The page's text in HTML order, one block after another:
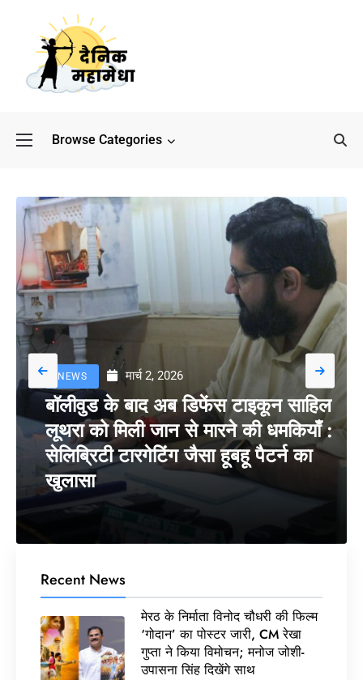
Browse Categories
NEWS मार्च 2, 2026
बॉलीवुड के बाद अब डिफेंस टाइकून साहिल
लूथरा को मिली जान से मारने की धमकियाँ :
सेलिब्रिटी टारगेटिंग जैसा हूबहू पैटर्न का
खुलासा
Recent News
मेरठ के निर्माता विनोद चौधरी की फिल्म
‘गोदान’ का पोस्टर जारी, CM रेखा
गुप्ता ने किया विमोचन; मनोज जोशी-
उपासना सिंह दिखेंगे साथ